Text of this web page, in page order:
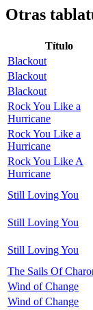
Otras
Título
Blackout
Blackout
Blackout
Rock You Like a
Hurricane
Rock You Like a
Hurricane
Rock You Like A
Hurricane
Still Loving You
Still Loving You
Still Loving You
The Sails Of
Wind of Change
Wind of Change